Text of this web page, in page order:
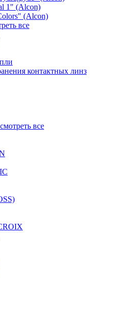
1" (Alcon)
(Alcon)
все
контактных линз
смотреть все